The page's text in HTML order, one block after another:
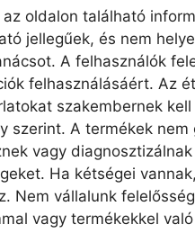
az oldalon található
jellegűek, és nem
A felhasználók
felhasználásáért. Az
szakembernek
szerint. A termékek nem
vagy diagnosztizálnak
Ha kétségei
Nem vállalunk
vagy termékekkel való